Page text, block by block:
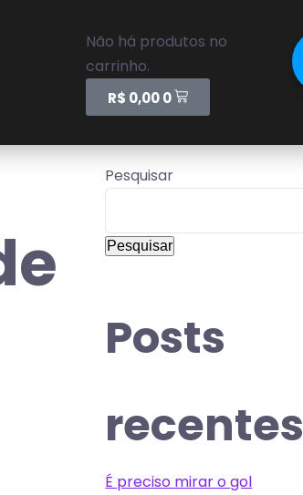
Não há produtos no
carrinho.
R$ 0,000
Pesquisar
Pesquisar
Posts
recentes
É preciso mirar o gol